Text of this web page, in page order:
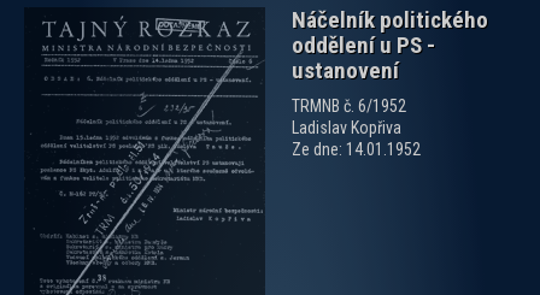
Náčelník politického
oddělení u PS -
ustanovení
TRMNB č. 6/1952
Ladislav Kopřiva
Ze dne: 14.01.1952
zobrazit PDF dokument